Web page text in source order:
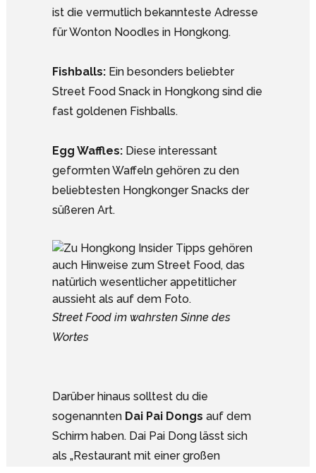
ist die vermutlich bekannteste Adresse
für Wonton Noodles in Hongkong.
Fishballs: Ein besonders beliebter
Street Food Snack in Hongkong sind die
fast goldenen Fishballs.
Egg Waffles: Diese interessant
geformten Waffeln gehören zu den
beliebtesten Hongkonger Snacks der
süßeren Art.
Street Food im wahrsten Sinne des
Wortes
Darüber hinaus solltest du die
sogenannten Dai Pai Dongs auf dem
Schirm haben. Dai Pai Dong lässt sich
als „Restaurant mit einer großen
Google Analytics deaktivieren.